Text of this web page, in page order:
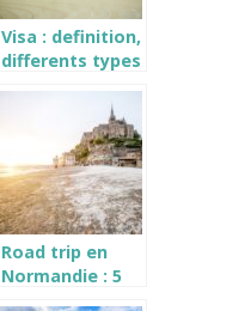
Visa : definition,
differents types
Road trip en
Normandie : 5